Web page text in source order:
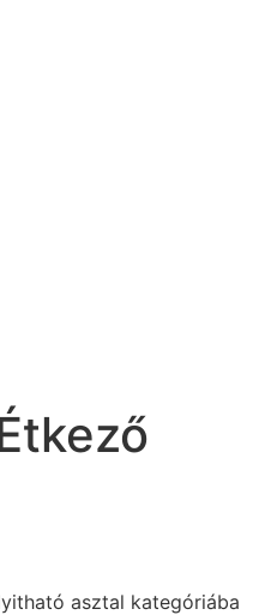
asztal kategóriába